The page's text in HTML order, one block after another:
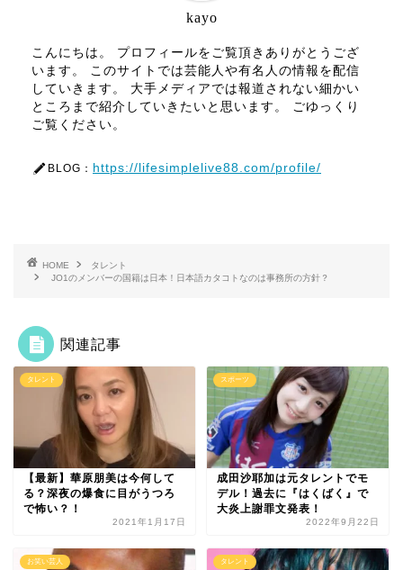
kayo
こんにちは。 プロフィールをご覧頂きありがとうござ
います。 このサイトでは芸能人や有名人の情報を配信
していきます。 大手メディアでは報道されない細かい
ところまで紹介していきたいと思います。 ごゆっくり
ご覧ください。
BLOG： https://lifesimplelive88.com/profile/
HOME
タレント
JO1のメンバーの国籍は日本！日本語カタコトなのは事務所の方針？
関連記事
タレント
【最新】華原朋美は今何して
る？深夜の爆食に目がうつろ
で怖い？！
2021年1月17日
スポーツ
成田沙耶加は元タレントでモ
デル！過去に『はくばく』で
大炎上謝罪文発表！
2022年9月22日
お笑い芸人 タレント